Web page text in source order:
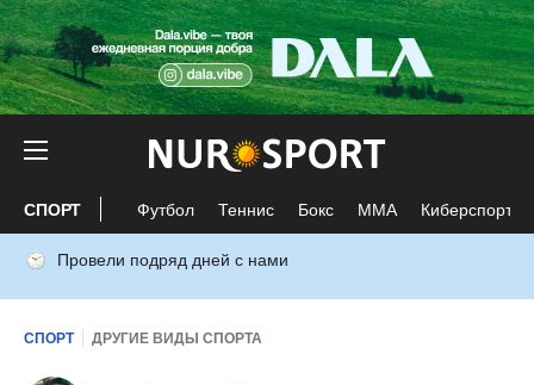
СПОРТ Футбол Теннис Бокс ММА Киберспорт
Провели подряд дней с нами
СПОРТ ДРУГИЕ ВИДЫ СПОРТА